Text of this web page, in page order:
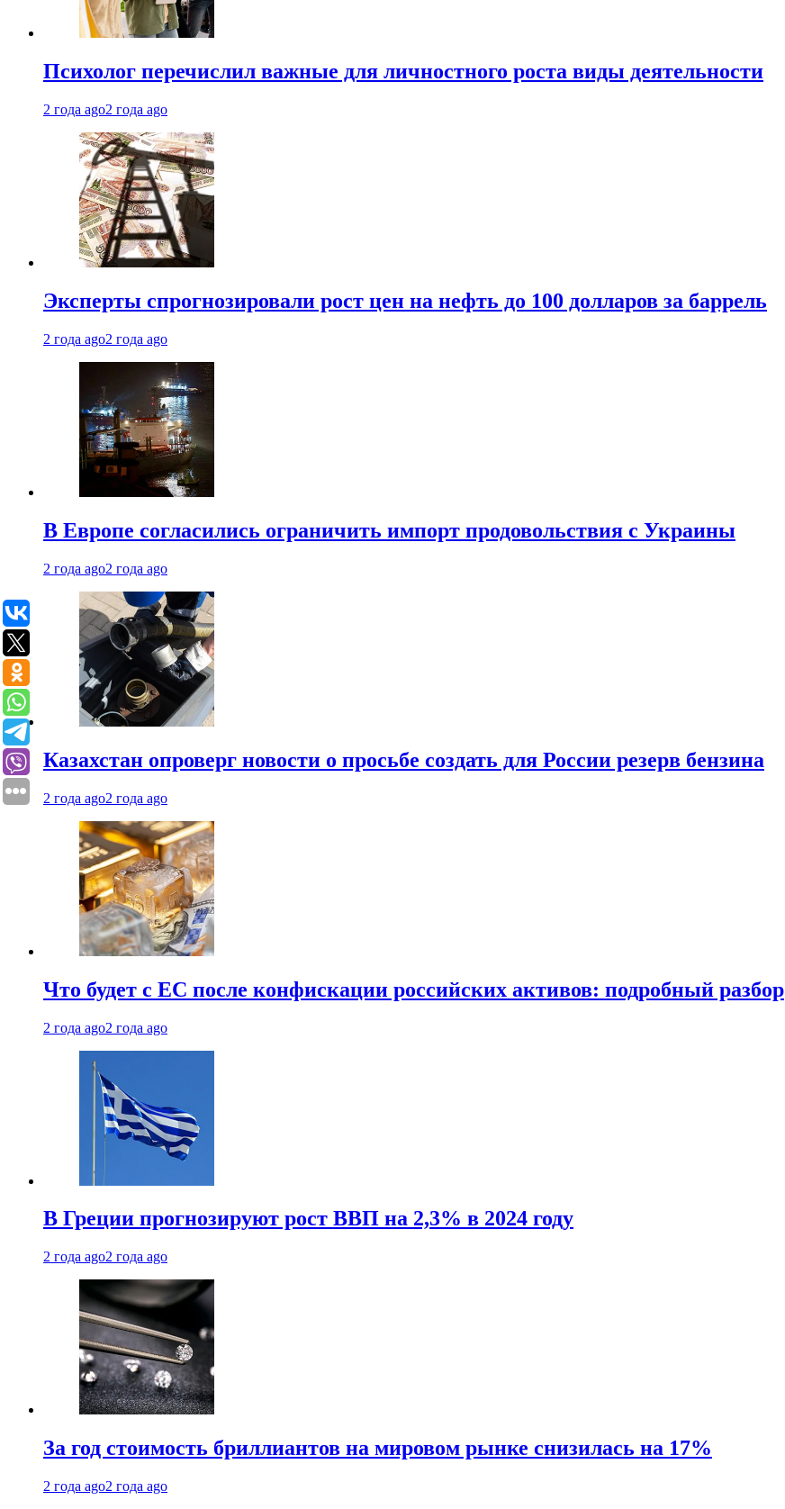
Психолог перечислил важные для личностного роста виды деятельности
2 года ago2 года ago
Эксперты спрогнозировали рост цен на нефть до 100 долларов за баррель
2 года ago2 года ago
В Европе согласились ограничить импорт продовольствия с Украины
2 года ago2 года ago
Казахстан опроверг новости о просьбе создать для России резерв бензина
2 года ago2 года ago
Что будет с ЕС после конфискации российских активов: подробный разбор
2 года ago2 года ago
В Греции прогнозируют рост ВВП на 2,3% в 2024 году
2 года ago2 года ago
За год стоимость бриллиантов на мировом рынке снизилась на 17%
2 года ago2 года ago